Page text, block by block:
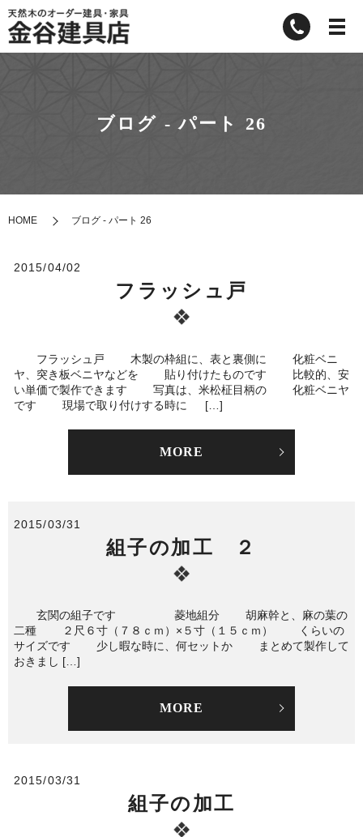
ブログ - パート 26
HOME ブログ - パート 26
2015/04/02
フラッシュ戸
フラッシュ戸 木製の枠組に、表と裏側に 化粧ベニ
ヤ、突き板ベニヤなどを 貼り付けたものです 比較的、安
い単価で製作できます 写真は、米松柾目柄の 化粧ベニヤ
です 現場で取り付けする時に […]
MORE
2015/03/31
組子の加工 ２
玄関の組子です 菱地組分 胡麻幹と、麻の葉の
二種 ２尺６寸（７８ｃｍ）×５寸（１５ｃｍ） くらいの
サイズです 少し暇な時に、何セットか まとめて製作して
おきまし […]
MORE
2015/03/31
組子の加工